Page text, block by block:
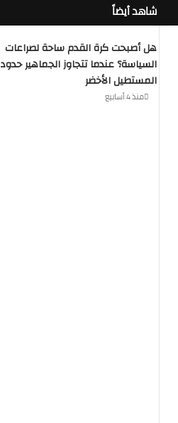
شاهد أيضاً
إغلاق
هل أصبحت كرة القدم ساحة لصراعات
السياسة؟ عندما تتجاوز الجماهير حدود
المستطيل الأخضر
منذ 4 أسابيع